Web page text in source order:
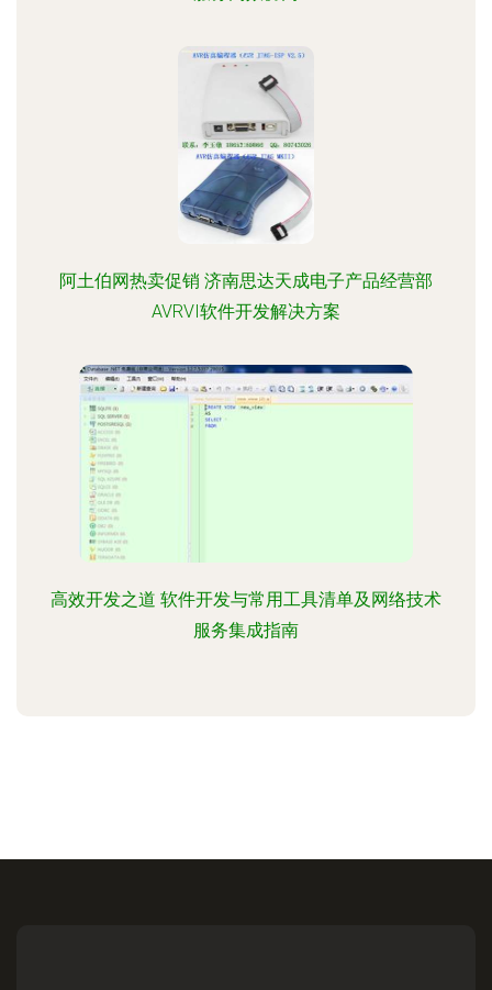
阿土伯网热卖促销 济南思达天成电子产品经营部
AVRVI软件开发解决方案
高效开发之道 软件开发与常用工具清单及网络技术
服务集成指南